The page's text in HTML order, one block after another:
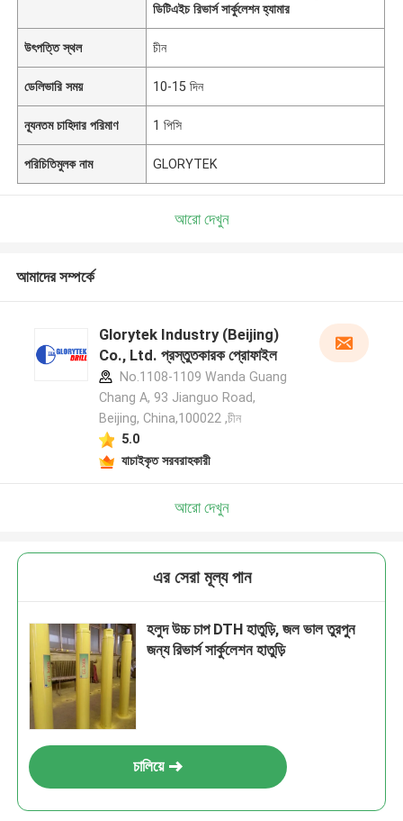
ডিটিএইচ রিভার্স সার্কুলেশন হ্যামার
উৎপত্তি স্থল চীন
ডেলিভারি সময় 10-15 দিন
ন্যূনতম চাহিদার পরিমাণ 1 পিসি
পরিচিতিমুলক নাম GLORYTEK
আরো দেখুন
আমাদের সম্পর্কে
Glorytek Industry (Beijing)
Co., Ltd. প্রস্তুতকারক প্রোফাইল
No.1108-1109 Wanda Guang
Chang A, 93 Jianguo Road,
Beijing, China,100022 ,চীন
5.0
যাচাইকৃত সরবরাহকারী
আরো দেখুন
এর সেরা মূল্য পান
হলুদ উচ্চ চাপ DTH হাতুড়ি, জল ভাল তুরপুন
জন্য রিভার্স সার্কুলেশন হাতুড়ি
চালিয়ে